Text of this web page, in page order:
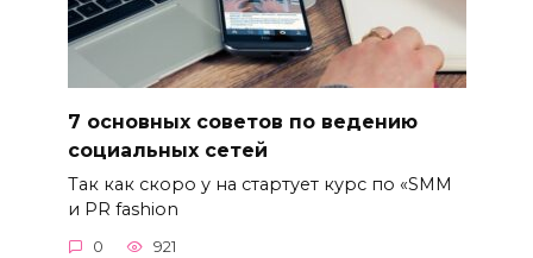
7 основных советов по ведению
социальных сетей
Так как скоро у на стартует курс по «SMM
и PR fashion
0 921